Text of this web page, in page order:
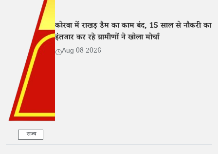
राज्य
कोरबा में राखड़ डैम का काम बंद, 15 साल से नौकरी का
इंतजार कर रहे ग्रामीणों ने खोला मोर्चा
Aug 08 2026